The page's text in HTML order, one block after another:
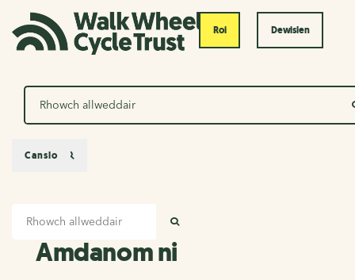
Roi Dewislen
Chwilio
Amdanom ni
Amdanom ni
Canslo